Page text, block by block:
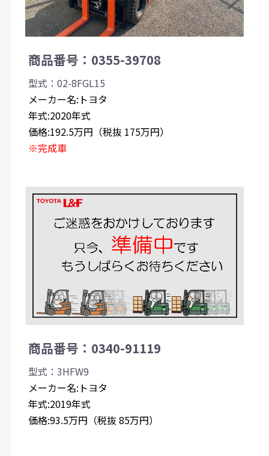
商品番号：0355-39708
型式：02-8FGL15
メーカー名:トヨタ
年式:2020年式
価格:192.5万円（税抜 175万円）
※完成車
商品番号：0340-91119
型式：3HFW9
メーカー名:トヨタ
年式:2019年式
価格:93.5万円（税抜 85万円）